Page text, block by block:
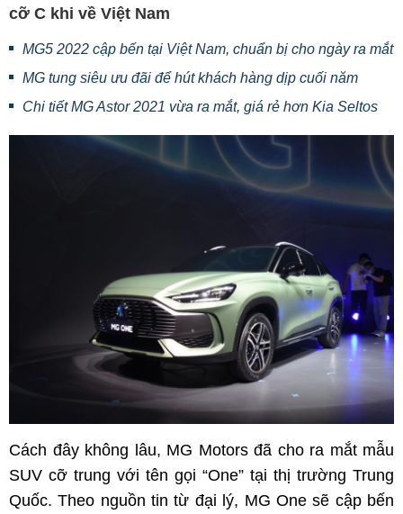
cỡ C khi về Việt Nam
MG5 2022 cập bến tại Việt Nam, chuẩn bị cho ngày ra mắt
MG tung siêu ưu đãi để hút khách hàng dịp cuối năm
Chi tiết MG Astor 2021 vừa ra mắt, giá rẻ hơn Kia Seltos
Cách đây không lâu, MG Motors đã cho ra mắt mẫu
SUV cỡ trung với tên gọi “One” tại thị trường Trung
Quốc. Theo nguồn tin từ đại lý, MG One sẽ cập bến